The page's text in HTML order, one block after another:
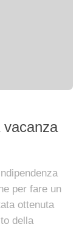
vacanza
per fare un
ottenuta
della